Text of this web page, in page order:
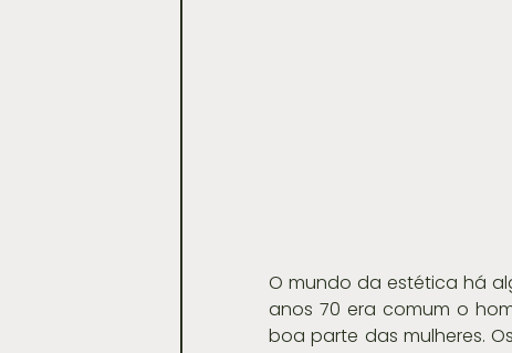
O mundo da estética há
anos 70 era comum o
boa parte das mulheres.